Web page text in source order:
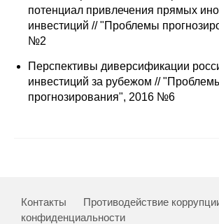
Номера журналов
Информация для авторов
О журнале
потенциал привлечения прямых
инвестиций // "Проблемы
№2
Перспективы диверсификации
инвестиций за рубежом //
прогнозирования", 2016 №6
Контакты Противодействие
конфиденциальности